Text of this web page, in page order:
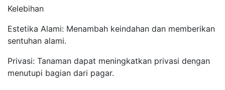
Kelebihan
Estetika Alami: Menambah keindahan dan memberikan
sentuhan alami.
Privasi: Tanaman dapat meningkatkan privasi dengan
menutupi bagian dari pagar.